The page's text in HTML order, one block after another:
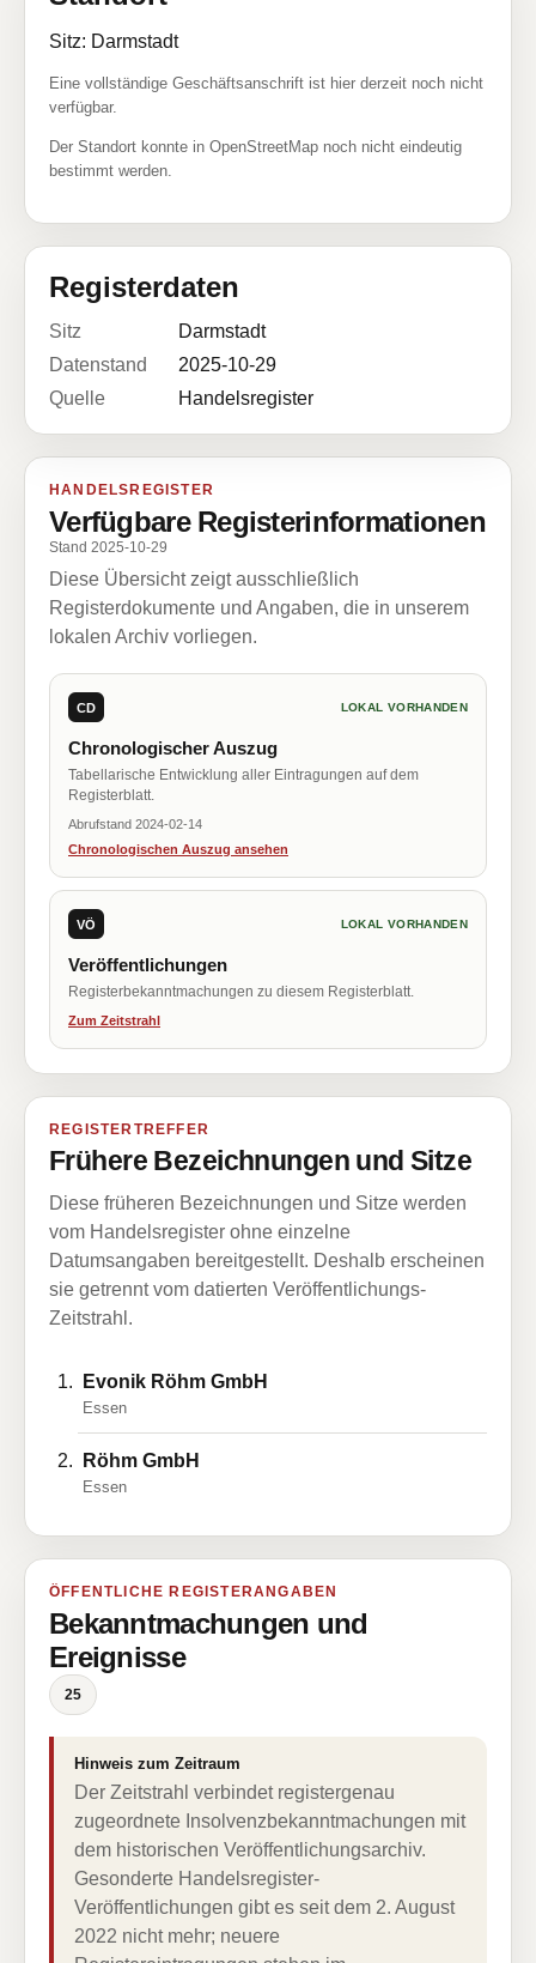
Sitz: Darmstadt
Eine vollständige Geschäftsanschrift ist hier derzeit noch nicht
verfügbar.
Der Standort konnte in OpenStreetMap noch nicht eindeutig
bestimmt werden.
Registerdaten
Sitz
Darmstadt
Datenstand
2025-10-29
Quelle
Handelsregister
HANDELSREGISTER
Verfügbare Registerinformationen
Stand 2025-10-29
Diese Übersicht zeigt ausschließlich
Registerdokumente und Angaben, die in unserem
lokalen Archiv vorliegen.
CD LOKAL VORHANDEN
Chronologischer Auszug
Tabellarische Entwicklung aller Eintragungen auf dem
Registerblatt.
Abrufstand 2024-02-14
Chronologischen Auszug ansehen
VÖ LOKAL VORHANDEN
Veröffentlichungen
Registerbekanntmachungen zu diesem Registerblatt.
Zum Zeitstrahl
REGISTERTREFFER
Frühere Bezeichnungen und Sitze
Diese früheren Bezeichnungen und Sitze werden
vom Handelsregister ohne einzelne
Datumsangaben bereitgestellt. Deshalb erscheinen
sie getrennt vom datierten Veröffentlichungs-
Zeitstrahl.
Evonik Röhm GmbH
Essen
Röhm GmbH
Essen
ÖFFENTLICHE REGISTERANGABEN
Bekanntmachungen und
Ereignisse
25
Hinweis zum Zeitraum
Der Zeitstrahl verbindet registergenau
zugeordnete Insolvenzbekanntmachungen mit
dem historischen Veröffentlichungsarchiv.
Gesonderte Handelsregister-
Veröffentlichungen gibt es seit dem 2. August
2022 nicht mehr; neuere